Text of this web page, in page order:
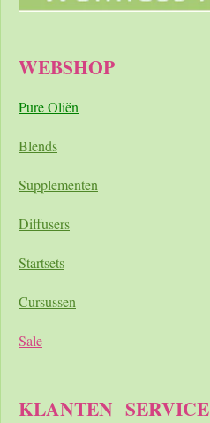
WEBSHOP
Pure Oliën
Blends
Supplementen
Diffusers
Startsets
Cursussen
Sale
KLANTEN SERVICE